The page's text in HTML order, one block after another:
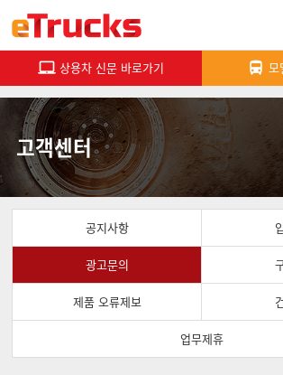
 상용차 신문 바로가기  모
고객센터
공지사항
광고문의
제품 오류제보
업무제휴